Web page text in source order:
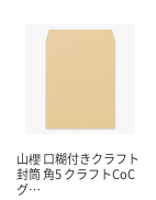
山櫻 口糊付きクラフト
封筒 角5 クラフトCoC
グ…